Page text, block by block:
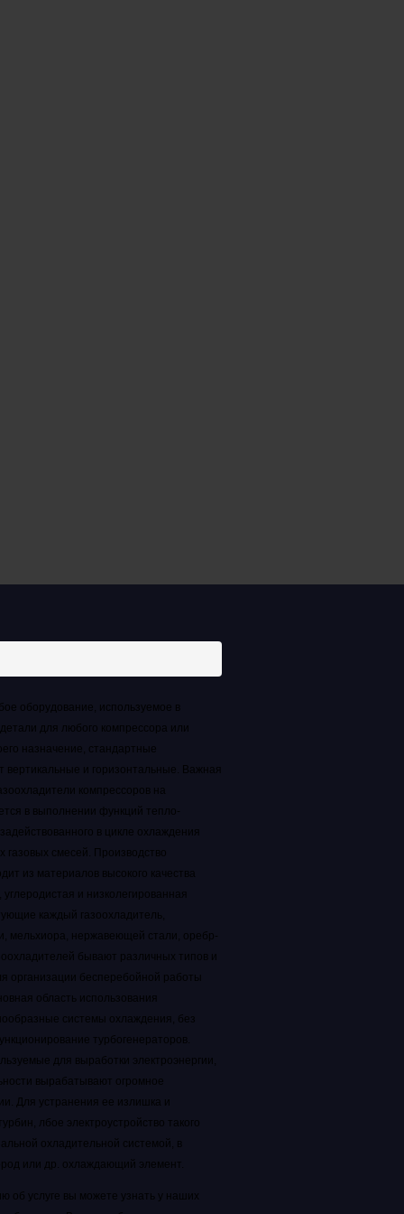
оборудование, используемое в
для любого компрессора или
назначение, стандартные
вертикальные и горизонтальные. Важная
компрессоров на
в выполнении функций тепло-
в цикле охлаждения
газовых смесей. Производство
из материалов высокого качества
углеродистая и низколегированная
каждый газоохладитель,
мельхиора, нержавеющей стали, оребр-
бывают различных типов и
организации бесперебойной работы
область использования
системы охлаждения, без
турбогенераторов.
для выработки электроэнергии,
вырабатывают огромное
Для устранения ее излишка и
лбое электроустройство такого
охладительной системой, в
или др. охлаждающий элемент.
об услуге вы можете узнать у наших